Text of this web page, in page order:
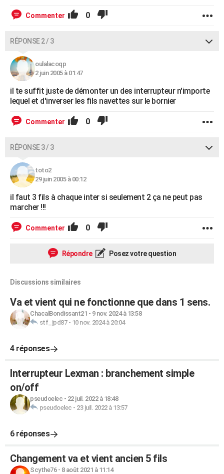
Commenter 0
RÉPONSE 2 / 3
oulalacoqp
2 juin 2005 à 01:47
il te suffit juste de démonter un des interrupteur n'importe
lequel et d'inverser les fils navettes sur le bornier
Commenter 0
RÉPONSE 3 / 3
toto2
29 juin 2005 à 00:12
il faut 3 fils à chaque inter si seulement 2 ça ne peut pas
marcher !!!
Commenter 0
Répondre Posez votre question
Discussions similaires
Va et vient qui ne fonctionne que dans 1 sens.
ChacalBondissant21 - 9 nov. 2024 à 13:58
stf_jpd87- 10 nov. 2024 à 20:04
4 réponses
Interrupteur Lexman : branchement simple
on/off
pseudoelec - 22 juil. 2022 à 18:48
pseudoelec - 23 juil. 2022 à 13:57
6 réponses
Changement va et vient ancien 5 fils
Scythe76- 8 août 2021 à 11:14